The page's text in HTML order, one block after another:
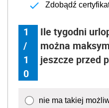
Zdobądź
1
/
1
0
Ile tygodni
można
jeszcze przed
nie ma takiej